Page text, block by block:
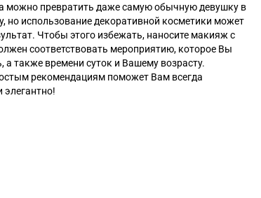
превратить даже самую обычную девушку в
но использование декоративной косметики может
Чтобы этого избежать, наносите макияж с
соответствовать мероприятию, которое Вы
а также времени суток и Вашему возрасту.
рекомендациям поможет Вам всегда
элегантно!